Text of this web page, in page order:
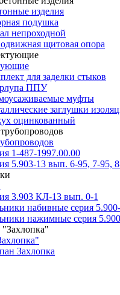
изделия
подушка
непроходной
щитовая опора
для заделки стыков
ППУ
муфты
заглушки
оцинкованный
1-487-1997.00.00
5.903-13 вып. 6-95, 7-95,
3.903 КЛ-13 вып. 0-1
набивные серия
нажимные серия
Захлопка